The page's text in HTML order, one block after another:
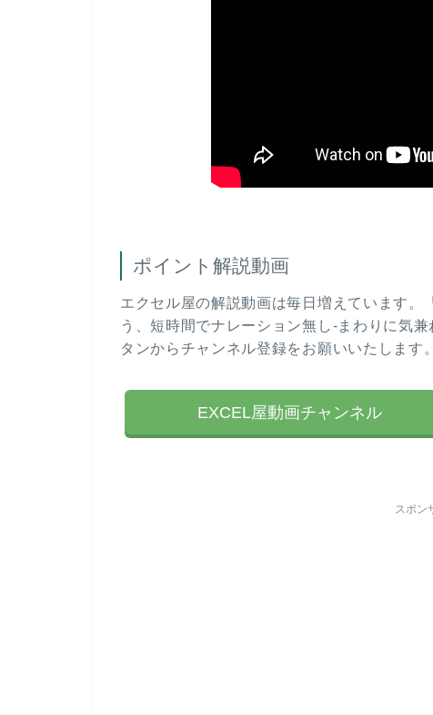
ポイント解説動画
エクセル屋の解説動画は毎日増えています。
う、短時間でナレーション無し-まわりに気
タンからチャンネル登録をお願いいたします。
EXCEL屋動画チャンネル
スポン